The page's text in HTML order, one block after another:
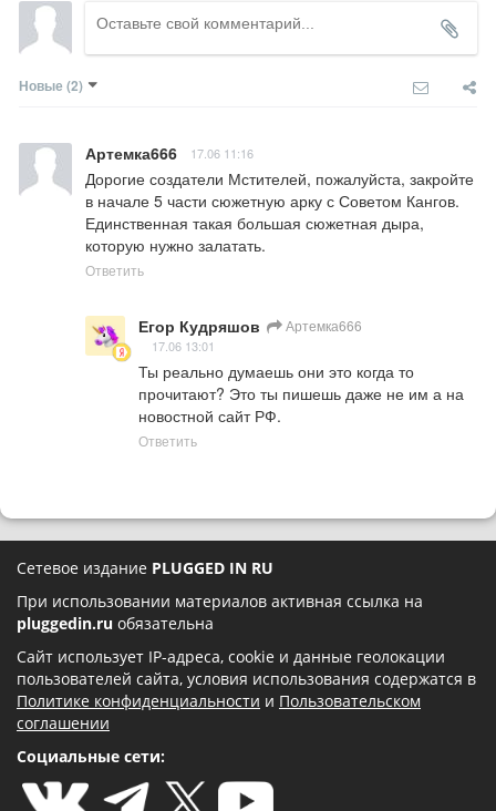
Новые (2)
Артемка666 17.06 11:16
Дорогие создатели Мстителей, пожалуйста, закройте
в начале 5 части сюжетную арку с Советом Кангов.
Единственная такая большая сюжетная дыра,
которую нужно залатать.
Ответить
Егор Кудряшов Артемка666
17.06 13:01
Ты реально думаешь они это когда то
прочитают? Это ты пишешь даже не им а на
новостной сайт РФ.
Ответить
Сетевое издание PLUGGED IN RU
При использовании материалов активная ссылка на
pluggedin.ru обязательна
Сайт использует IP-адреса, cookie и данные геолокации
пользователей сайта, условия использования содержатся в
Политике конфиденциальности и Пользовательском
соглашении
Социальные сети: